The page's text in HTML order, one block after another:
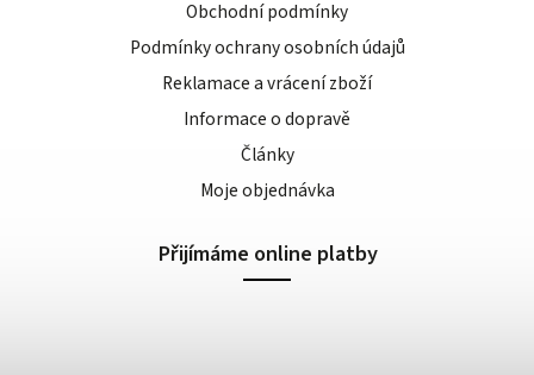
Obchodní podmínky
Podmínky ochrany osobních údajů
Reklamace a vrácení zboží
Informace o dopravě
Články
Moje objednávka
Přijímáme online platby